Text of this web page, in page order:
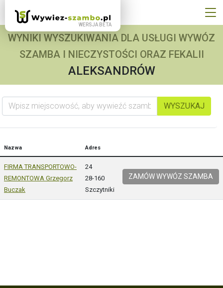
WYNIKI WYSZUKIWANIA DLA USŁUGI WYWÓZ
SZAMBA I NIECZYSTOŚCI ORAZ FEKALII
ALEKSANDRÓW
Wpisz miejscowość, aby wywieźć szambo
WYSZUKAJ
Nazwa Adres
FIRMA TRANSPORTOWO-
REMONTOWA Grzegorz
Buczak
24
28-160
Szczytniki
ZAMÓW WYWÓZ SZAMBA